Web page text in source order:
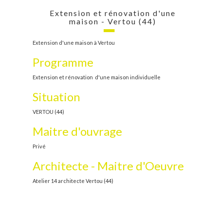
Extension et rénovation d'une
maison - Vertou (44)
Extension d'une maison à Vertou
Programme
Extension et rénovation d'une maison individuelle
Situation
VERTOU (44)
Maitre d'ouvrage
Privé
Architecte - Maitre d'Oeuvre
Atelier 14 architecte Vertou (44)